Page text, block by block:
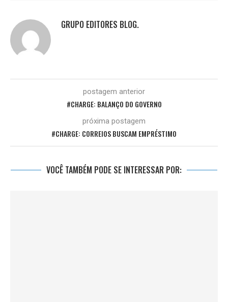
GRUPO EDITORES BLOG.
postagem anterior
#CHARGE: BALANÇO DO GOVERNO
próxima postagem
#CHARGE: CORREIOS BUSCAM EMPRÉSTIMO
VOCÊ TAMBÉM PODE SE INTERESSAR POR: